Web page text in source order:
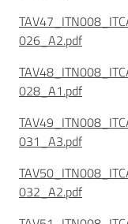
026_A2.pdf
028_A1.pdf
031_A3.pdf
032_A2.pdf